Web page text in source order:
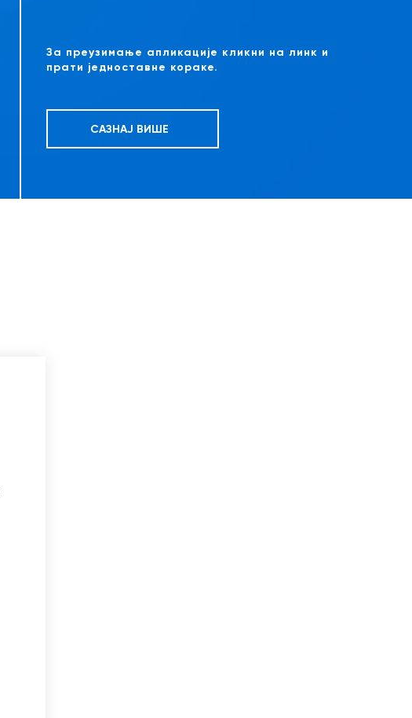
За преузимање апликације кликни на линк и
прати једноставне кораке.
САЗНАЈ ВИШЕ